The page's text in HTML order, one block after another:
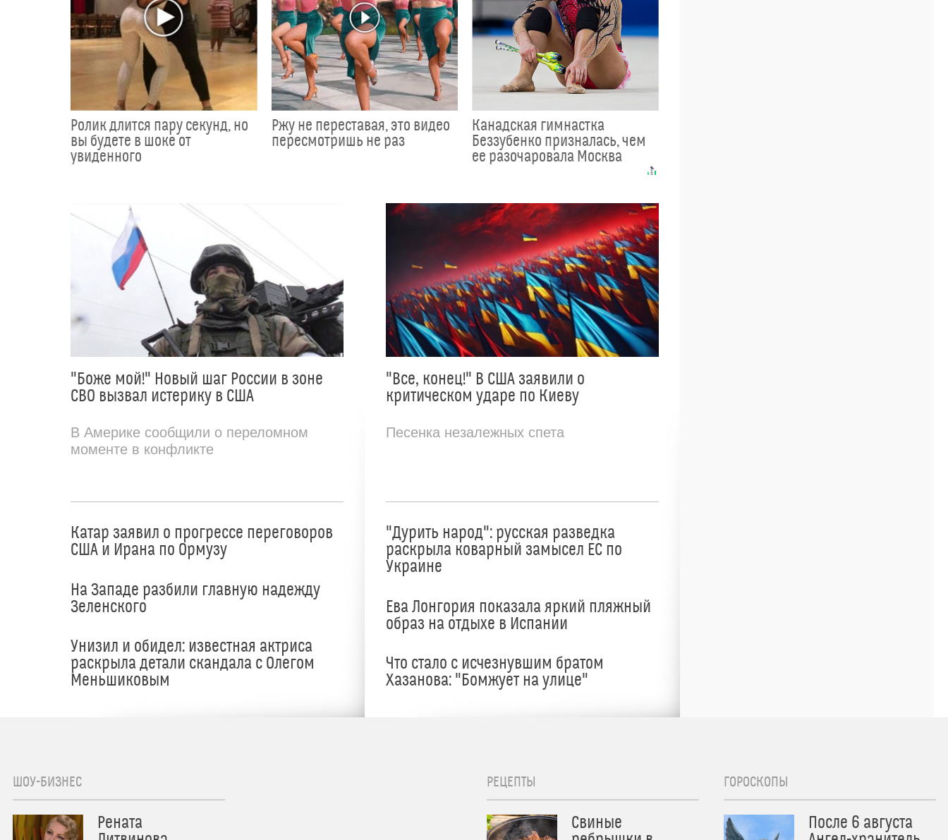
Ролик длится пару секунд, но
вы будете в шоке от
увиденного
Ржу не переставая, это видео
пересмотришь не раз
Канадская гимнастка
Беззубенко призналась, чем
ее разочаровала Москва
"Боже мой!" Новый шаг России в зоне
СВО вызвал истерику в США
В Америке сообщили о переломном
моменте в конфликте
Катар заявил о прогрессе переговоров
США и Ирана по Ормузу
На Западе разбили главную надежду
Зеленского
Унизил и обидел: известная актриса
раскрыла детали скандала с Олегом
Меньшиковым
"Все, конец!" В США заявили о
критическом ударе по Киеву
Песенка незалежных спета
"Дурить народ": русская разведка
раскрыла коварный замысел ЕС по
Украине
Ева Лонгория показала яркий пляжный
образ на отдыхе в Испании
Что стало с исчезнувшим братом
Хазанова: "Бомжует на улице"
ШОУ-БИЗНЕС
Рената
РЕЦЕПТЫ
Свиные
ГОРОСКОПЫ
После 6 августа